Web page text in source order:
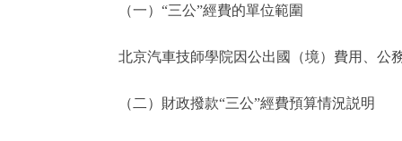
（一）“三公”經費的單位範圍
北京汽車技師學院因公出國（境）費用、公
（二）財政撥款“三公”經費預算情況説明